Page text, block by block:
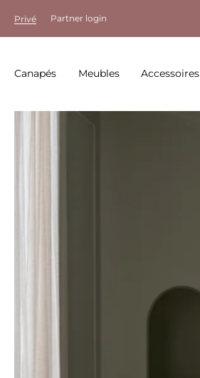
Privé Partner login
Canapés Meubles Accessoires